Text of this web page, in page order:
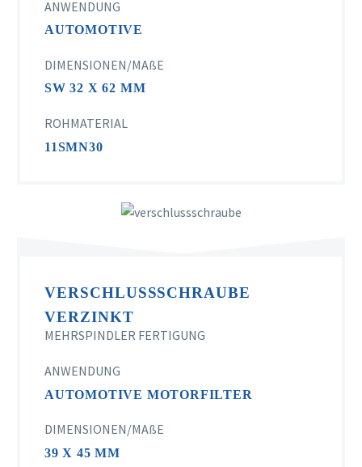
ANWENDUNG
AUTOMOTIVE
DIMENSIONEN/MAßE
SW 32 X 62 MM
ROHMATERIAL
11SMN30
VERSCHLUSSSCHRAUBE
VERZINKT
MEHRSPINDLER FERTIGUNG
ANWENDUNG
AUTOMOTIVE MOTORFILTER
DIMENSIONEN/MAßE
39 X 45 MM